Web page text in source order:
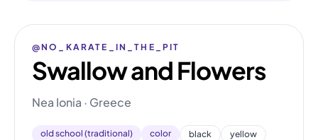
@NO_KARATE_IN_THE_PIT
Swallow and Flowers
Nea Ionia · Greece
old school (traditional) color black
yellow